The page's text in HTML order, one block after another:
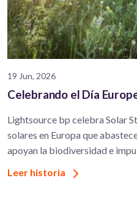
19 Jun, 2026
Celebrando el Día
Lightsource bp celebra Solar
solares en Europa que
apoyan la biodiversidad e
Leer historia